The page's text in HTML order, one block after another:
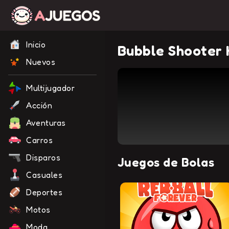
Inicio
Nuevos
Multijugador
Acción
Aventuras
Carros
Disparos
Casuales
Deportes
Motos
Moda
Bubble Shooter
Juegos de Bolas